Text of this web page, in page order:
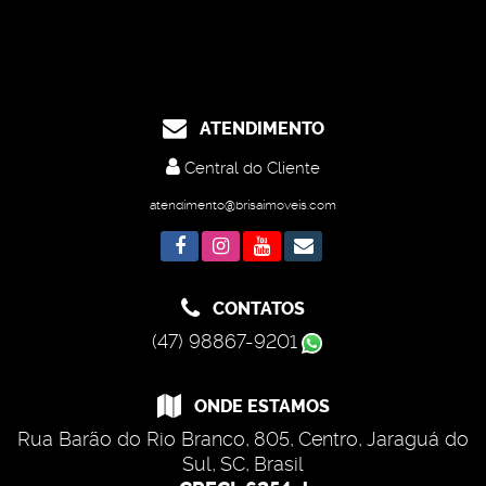
ATENDIMENTO
Central do Cliente
atendimento@brisaimoveis.com
CONTATOS
(47) 98867-9201
ONDE ESTAMOS
Rua Barão do Rio Branco, 805, Centro, Jaraguá do
Sul, SC, Brasil